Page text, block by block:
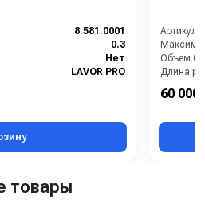
8.581.0001
0.3
Нет
LAVOR PRO
Артикул:
Объем
60 000
товары